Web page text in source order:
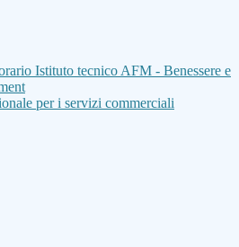
Istituto tecnico AFM - Benessere e
per i servizi commerciali